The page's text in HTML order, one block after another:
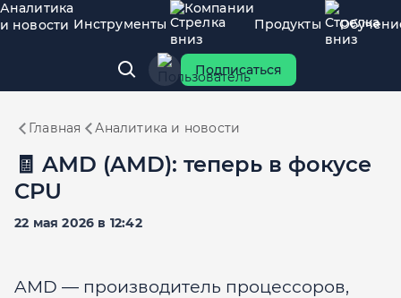
Аналитика
и новости Инструменты
Компании
Продукты
Подписаться
Главная Аналитика и новости
🧾 AMD (AMD): теперь в фокусе
CPU
22 мая 2026 в 12:42
AMD — производитель процессоров,